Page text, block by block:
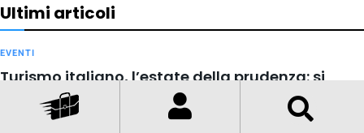
Ultimi articoli
EVENTI
Turismo italiano, l’estate della prudenza: si
viaggia di più ma si spende con più attenzione
31 LUGLIO 2026